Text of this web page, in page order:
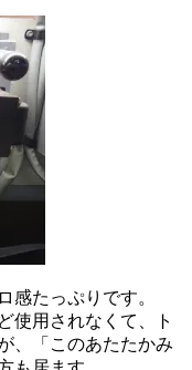
感たっぷりです。
使用されなくて、ト
、「このあたたかみ